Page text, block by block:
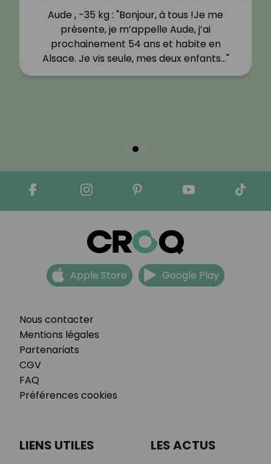
Aude , -35 kg : "Bonjour, à tous !Je me
présente, je m’appelle Aude, j’ai
prochainement 54 ans et habite en
Alsace. Je vis seule, mes deux enfants…"
Nous contacter
Mentions légales
Partenariats
CGV
FAQ
Préférences cookies
Apple Store Google Play
LIENS UTILES LES ACTUS